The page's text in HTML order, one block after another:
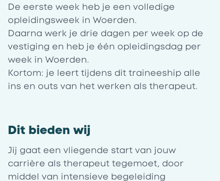
De eerste week heb je een volledige
opleidingsweek in Woerden.
Daarna werk je drie dagen per week op de
vestiging en heb je één opleidingsdag per
week in Woerden.
Kortom: je leert tijdens dit traineeship alle
ins en outs van het werken als therapeut.
Dit bieden wij
Jij gaat een vliegende start van jouw
carrière als therapeut tegemoet, door
middel van intensieve begeleiding